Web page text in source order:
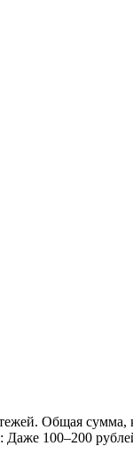
Общая сумма,
100–200